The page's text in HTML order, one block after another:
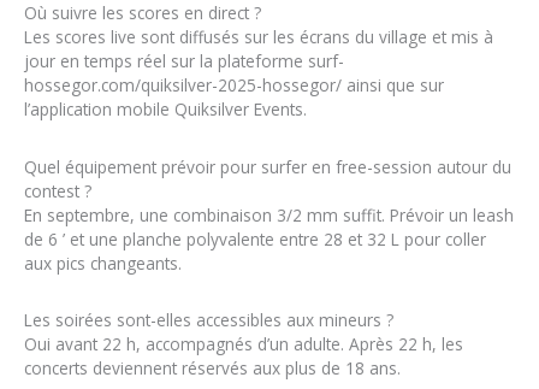
Où suivre les scores en direct ?
Les scores live sont diffusés sur les écrans du village et mis à
jour en temps réel sur la plateforme surf-
hossegor.com/quiksilver-2025-hossegor/ ainsi que sur
l’application mobile Quiksilver Events.
Quel équipement prévoir pour surfer en free-session autour du
contest ?
En septembre, une combinaison 3/2 mm suffit. Prévoir un leash
de 6 ’ et une planche polyvalente entre 28 et 32 L pour coller
aux pics changeants.
Les soirées sont-elles accessibles aux mineurs ?
Oui avant 22 h, accompagnés d’un adulte. Après 22 h, les
concerts deviennent réservés aux plus de 18 ans.